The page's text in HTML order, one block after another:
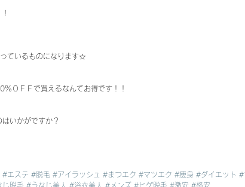
ているものになります☆
ＯＦＦで買えるなんてお得です！！
いかがですか？
#エステ #脱毛 #アイラッシュ #まつエク #マツエク #痩身 #ダイエット #
じ脱毛 #うなじ美人 #浴衣美人 #メンズ #ヒゲ脱毛 #激安 #格安